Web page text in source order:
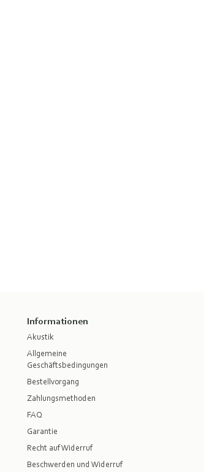
Informationen
Akustik
Allgemeine
Geschäftsbedingungen
Bestellvorgang
Zahlungsmethoden
FAQ
Garantie
Recht auf Widerruf
Beschwerden und Widerruf